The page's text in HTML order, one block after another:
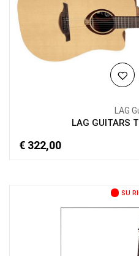
LAG
LAG GUITARS
€ 322,00
SU